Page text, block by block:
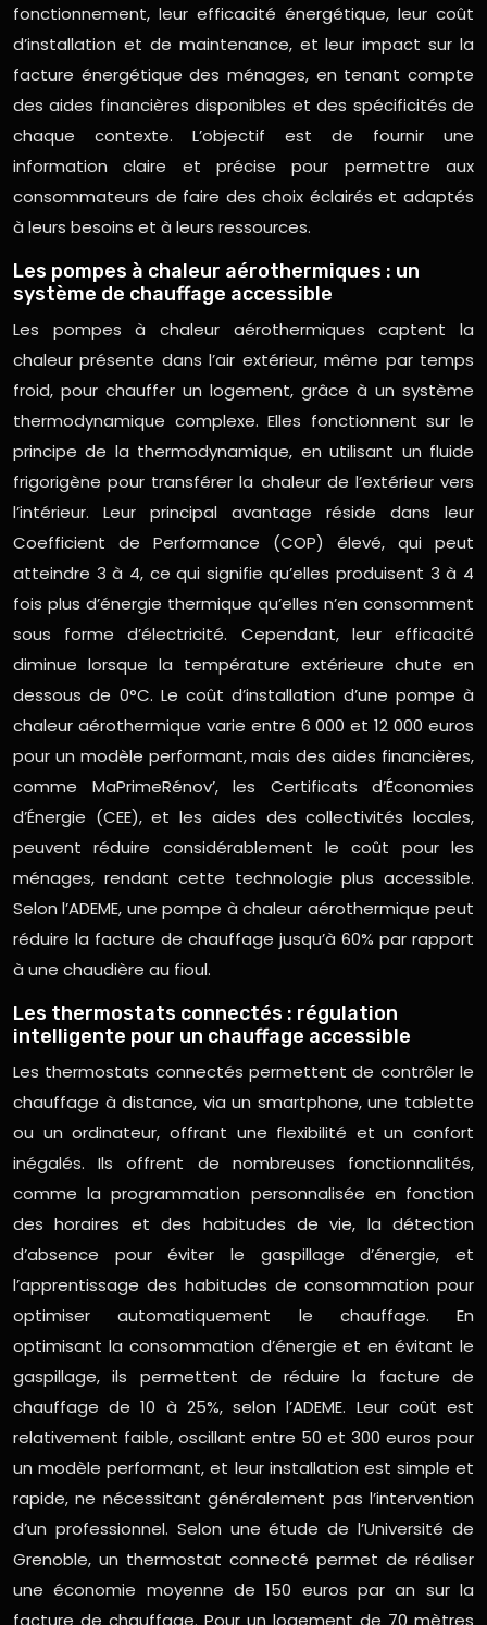
fonctionnement, leur efficacité énergétique, leur coût
d’installation et de maintenance, et leur impact sur la
facture énergétique des ménages, en tenant compte
des aides financières disponibles et des spécificités de
chaque contexte. L’objectif est de fournir une
information claire et précise pour permettre aux
consommateurs de faire des choix éclairés et adaptés
à leurs besoins et à leurs ressources.
Les pompes à chaleur aérothermiques : un
système de chauffage accessible
Les pompes à chaleur aérothermiques captent la
chaleur présente dans l’air extérieur, même par temps
froid, pour chauffer un logement, grâce à un système
thermodynamique complexe. Elles fonctionnent sur le
principe de la thermodynamique, en utilisant un fluide
frigorigène pour transférer la chaleur de l’extérieur vers
l’intérieur. Leur principal avantage réside dans leur
Coefficient de Performance (COP) élevé, qui peut
atteindre 3 à 4, ce qui signifie qu’elles produisent 3 à 4
fois plus d’énergie thermique qu’elles n’en consomment
sous forme d’électricité. Cependant, leur efficacité
diminue lorsque la température extérieure chute en
dessous de 0°C. Le coût d’installation d’une pompe à
chaleur aérothermique varie entre 6 000 et 12 000 euros
pour un modèle performant, mais des aides financières,
comme MaPrimeRénov’, les Certificats d’Économies
d’Énergie (CEE), et les aides des collectivités locales,
peuvent réduire considérablement le coût pour les
ménages, rendant cette technologie plus accessible.
Selon l’ADEME, une pompe à chaleur aérothermique peut
réduire la facture de chauffage jusqu’à 60% par rapport
à une chaudière au fioul.
Les thermostats connectés : régulation
intelligente pour un chauffage accessible
Les thermostats connectés permettent de contrôler le
chauffage à distance, via un smartphone, une tablette
ou un ordinateur, offrant une flexibilité et un confort
inégalés. Ils offrent de nombreuses fonctionnalités,
comme la programmation personnalisée en fonction
des horaires et des habitudes de vie, la détection
d’absence pour éviter le gaspillage d’énergie, et
l’apprentissage des habitudes de consommation pour
optimiser automatiquement le chauffage. En
optimisant la consommation d’énergie et en évitant le
gaspillage, ils permettent de réduire la facture de
chauffage de 10 à 25%, selon l’ADEME. Leur coût est
relativement faible, oscillant entre 50 et 300 euros pour
un modèle performant, et leur installation est simple et
rapide, ne nécessitant généralement pas l’intervention
d’un professionnel. Selon une étude de l’Université de
Grenoble, un thermostat connecté permet de réaliser
une économie moyenne de 150 euros par an sur la
facture de chauffage. Pour un logement de 70 mètres